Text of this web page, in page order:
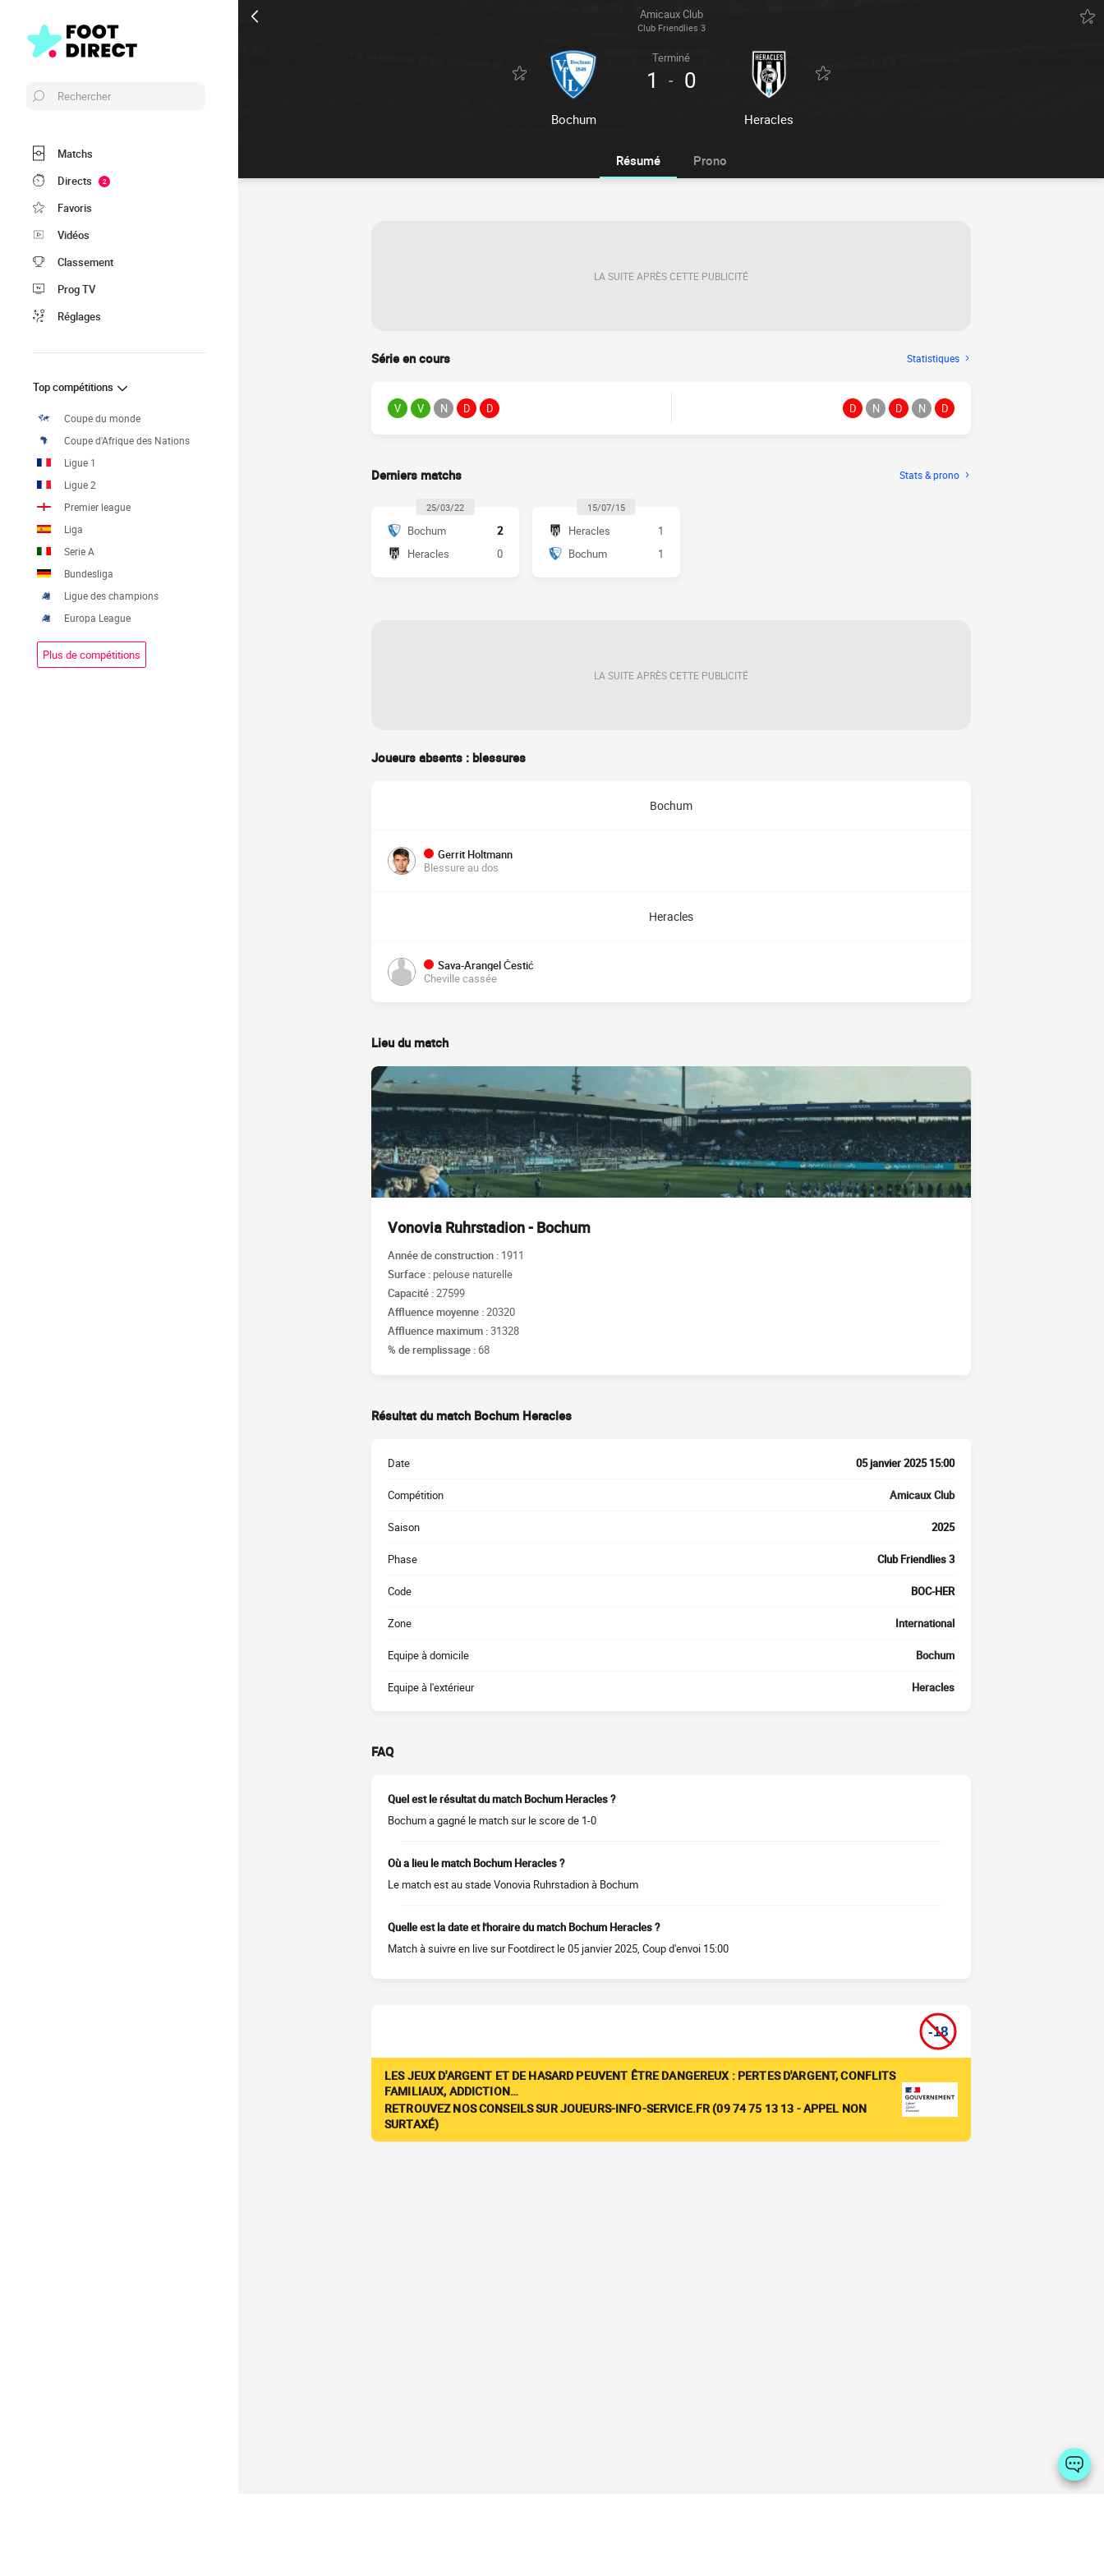
Amicaux Club
Club Friendlies 3
Bochum
Terminé
1 - 0
Heracles
Rechercher
Matchs
Directs
2
Favoris
Vidéos
Classement
Prog TV
Réglages
Top compétitions
Coupe du monde
Coupe d'Afrique des Nations
Ligue 1
Ligue 2
Premier league
Liga
Serie A
Bundesliga
Ligue des champions
Europa League
Plus de compétitions
Résumé Prono
LA SUITE APRÈS CETTE PUBLICITÉ
Série en cours Statistiques
V V N D D D N D N D
Derniers matchs Stats & prono
25/03/22
Bochum
2
Heracles
0
15/07/15
Heracles
1
Bochum
1
LA SUITE APRÈS CETTE PUBLICITÉ
Joueurs absents : blessures
Bochum
Gerrit Holtmann
Blessure au dos
Heracles
Sava-Arangel Čestić
Cheville cassée
Lieu du match
Vonovia Ruhrstadion - Bochum
Année de construction : 1911
Surface : pelouse naturelle
Capacité :27599
Affluence moyenne :20320
Affluence maximum :31328
% de remplissage :68
Résultat du match Bochum Heracles
Date 05 janvier 2025 15:00
Compétition Amicaux Club
Saison 2025
Phase Club Friendlies 3
Code BOC-HER
Zone International
Equipe à domicile Bochum
Equipe à l'extérieur Heracles
FAQ
Quel est le résultat du match Bochum Heracles ?
Bochum a gagné le match sur le score de 1-0
Où a lieu le match Bochum Heracles ?
Le match est au stade Vonovia Ruhrstadion à Bochum
Quelle est la date et l'horaire du match Bochum Heracles ?
Match à suivre en live sur Footdirect le 05 janvier 2025, Coup d'envoi 15:00
LES JEUX D'ARGENT ET DE HASARD PEUVENT ÊTRE DANGEREUX : PERTES D'ARGENT, CONFLITS
FAMILIAUX, ADDICTION…
RETROUVEZ NOS CONSEILS SUR JOUEURS-INFO-SERVICE.FR (09 74 75 13 13 - APPEL NON
SURTAXÉ)